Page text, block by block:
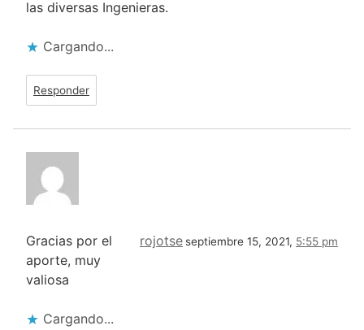
las diversas Ingenieras.
Cargando...
Responder
rojotseseptiembre 15, 2021, 5:55 pm
Gracias por el
aporte, muy
valiosa
Cargando...